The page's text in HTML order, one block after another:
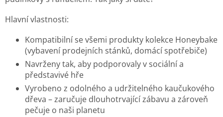
Hlavní vlastnosti:
Kompatibilní se všemi produkty kolekce Honeybake
(vybavení prodejních stánků, domácí spotřebiče)
Navrženy tak, aby podporovaly v sociální a
představivé hře
Vyrobeno z odolného a udržitelného kaučukového
dřeva – zaručuje dlouhotrvající zábavu a zároveň
pečuje o naši planetu